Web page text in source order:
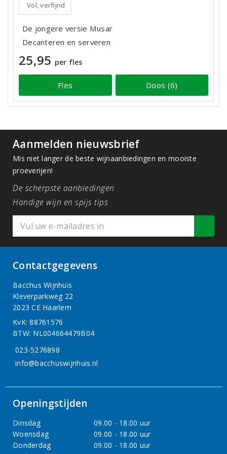
Vol, verfijnd
De jongere versie Musar
Decanteren en serveren
25,95 per fles
Fles Doos (6)
Aanmelden nieuwsbrief
Mis niet langer de beste wijnaanbiedingen en mooiste
proeverijen!
De scherpste aanbiedingen
Handige wijn en spijs tips
Contactgegevens
Bacchus Wijnhuis
Kleverparkweg 22
2023 CE Haarlem
KvK: 88761576
BTW: NL004664479B04
023-5276898
info@bacchuswijnhuis.nl
Openingstijden
Dinsdag
09.00 - 18.00 uur
Woensdag
09.00 - 18.00 uur
Donderdag
09.00 - 18.00 uur